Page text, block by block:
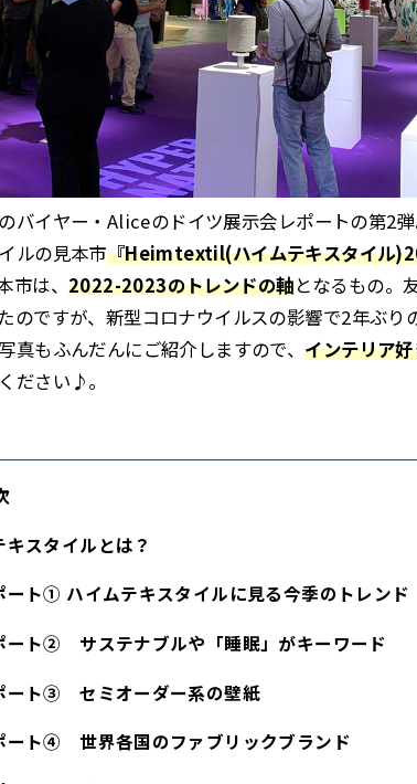
バイヤー・Aliceのドイツ展示会レポートの第2弾
ルの見本市『Heimtextil(ハイムテキスタイル
市は、 2022-2023のトレンドの軸となるもの。
のですが、新型コロナウイルスの影響で2年ぶり
真もふんだんにご紹介しますので、インテリア
ださい♪。
キスタイルとは？
ート① ハイムテキスタイルに見る今季のトレンド
ート② サステナブルや「睡眠」がキーワード
ート③ セミオーダー系の壁紙
ート④ 世界各国のファブリックブランド